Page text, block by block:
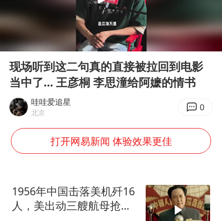
哥伦比亚强震已致超20人死亡
独闯南太行失联女子遗体已找到
哥伦比亚发生7.5级地震
台湾不是国家不存在“国格”
公安部通报：抓获犯罪嫌疑人8200余名
上海将苏州河水强排至黄浦江
Play
00:00 00:07
现场听到这二句真的直接被拉回到电影
当中了… 王彦桐 李思潼给阿嬷的情书
哇哇爱追星
北京 0
打开网易新闻 体验效果更佳
1956年中国击落美机歼16
人，美出动三艘航母抢尸